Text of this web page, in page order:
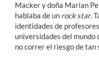
Macker y doña Marian
hablaba de un rock star.
identidades de
universidades del mundo
no correr el riesgo de tan